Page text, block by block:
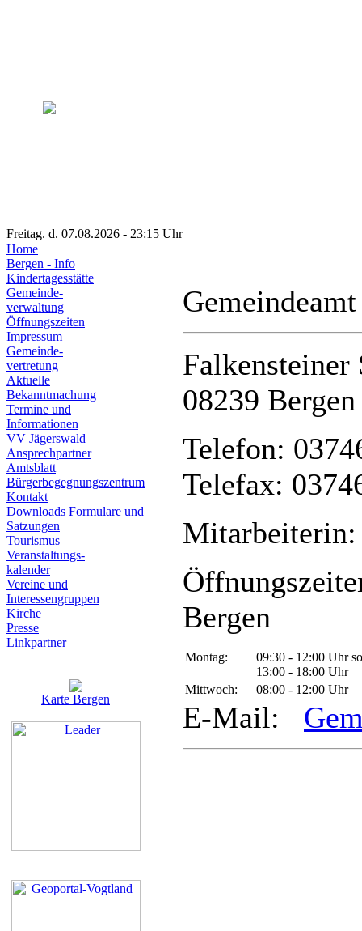
Freitag. d. 07.08.2026 - 23:15 Uhr
Home
Bergen - Info
Kindertagesstätte
Gemeinde-
verwaltung
Öffnungszeiten
Impressum
Gemeinde-
vertretung
Aktuelle
Bekanntmachung
Termine und
Informationen
VV Jägerswald
Ansprechpartner
Amtsblatt
Bürgerbegegnungszentrum
Kontakt
Downloads Formulare und
Satzungen
Tourismus
Veranstaltungs-
kalender
Vereine und
Interessen­gruppen
Kirche
Presse
Linkpartner
Karte Bergen
Falkensteiner
08239 Bergen
Telefon:
Telefax:
Mitarbeiterin:
Bergen
Montag:
09:30 - 12:00 Uhr
13:00 - 18:00 Uhr
Mittwoch:
08:00 - 12:00 Uhr
E-Mail: